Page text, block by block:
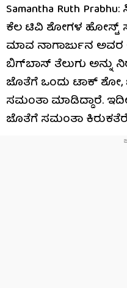
Samantha Ruth
ಕೆಲ ಟಿವಿ ಶೋಗಳ ಹೋಸ್ಟ್
ಮಾವ ನಾಗಾರ್ಜುನ ಅವರ
ಬಿಗ್​​ಬಾಸ್ ತೆಲುಗು ಅನ್ನು
ಜೊತೆಗೆ ಒಂದು ಟಾಕ್ ಶೋ,
ಸಮಂತಾ ಮಾಡಿದ್ದಾರೆ.
ಜೊತೆಗೆ ಸಮಂತಾ